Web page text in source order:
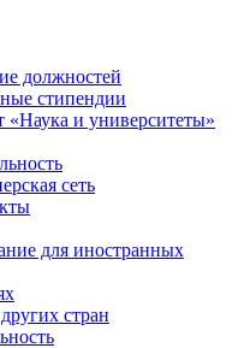
должностей
стипендии
и университеты»
сеть
для иностранных
стран